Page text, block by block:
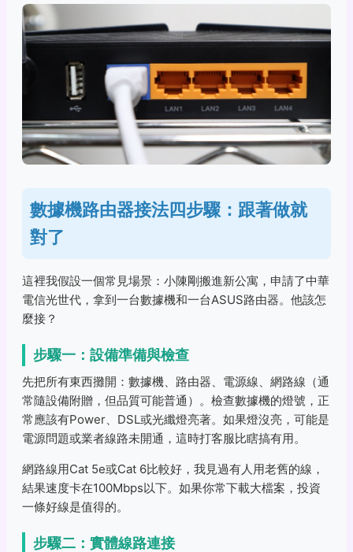
數據機路由器接法四步驟：跟著做就
對了
這裡我假設一個常見場景：小陳剛搬進新公寓，申請了中華
電信光世代，拿到一台數據機和一台ASUS路由器。他該怎
麼接？
步驟一：設備準備與檢查
先把所有東西攤開：數據機、路由器、電源線、網路線（通
常隨設備附贈，但品質可能普通）。檢查數據機的燈號，正
常應該有Power、DSL或光纖燈亮著。如果燈沒亮，可能是
電源問題或業者線路未開通，這時打客服比瞎搞有用。
網路線用Cat 5e或Cat 6比較好，我見過有人用老舊的線，
結果速度卡在100Mbps以下。如果你常下載大檔案，投資
一條好線是值得的。
步驟二：實體線路連接